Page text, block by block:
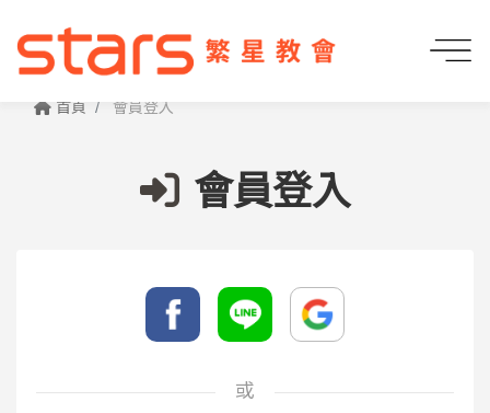
首頁 會員登入
會員登入
或